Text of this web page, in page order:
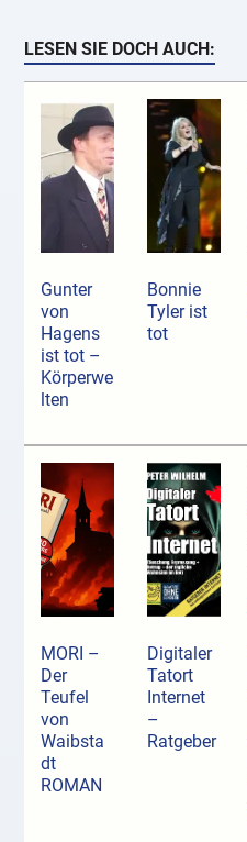
LESEN SIE DOCH AUCH:
Gunter
von
Hagens
ist tot –
Körperwe
lten
Bonnie
Tyler ist
tot
MORI –
Der
Teufel
von
Waibsta
dt
ROMAN
Digitaler
Tatort
Internet
–
Ratgeber